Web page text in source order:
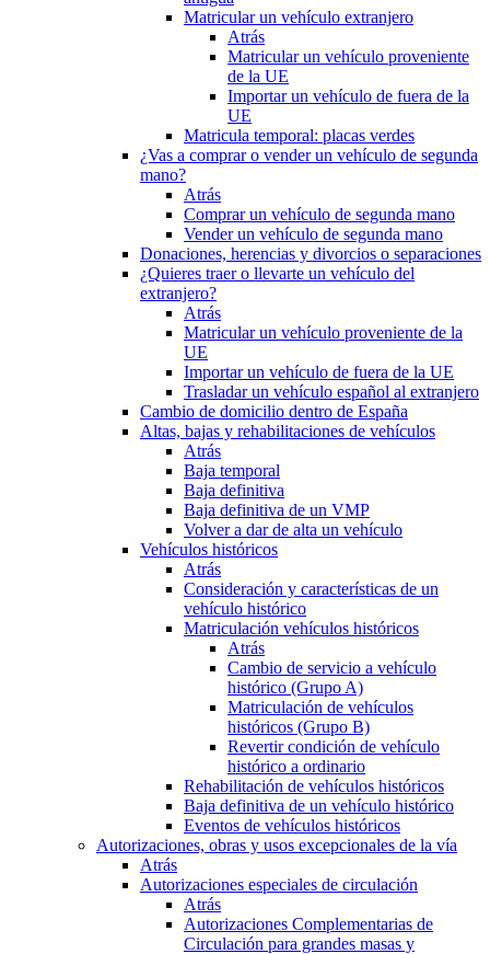
Matricular un vehículo extranjero
Atrás
Matricular un vehículo proveniente
de la UE
Importar un vehículo de fuera de la
UE
Matricula temporal: placas verdes
¿Vas a comprar o vender un vehículo de segunda
mano?
Atrás
Comprar un vehículo de segunda mano
Vender un vehículo de segunda mano
Donaciones, herencias y divorcios o separaciones
¿Quieres traer o llevarte un vehículo del
extranjero?
Atrás
Matricular un vehículo proveniente de la
UE
Importar un vehículo de fuera de la UE
Trasladar un vehículo español al extranjero
Cambio de domicilio dentro de España
Altas, bajas y rehabilitaciones de vehículos
Atrás
Baja temporal
Baja definitiva
Baja definitiva de un VMP
Volver a dar de alta un vehículo
Vehículos históricos
Atrás
Consideración y características de un
vehículo histórico
Matriculación vehículos históricos
Atrás
Cambio de servicio a vehículo
histórico (Grupo A)
Matriculación de vehículos
históricos (Grupo B)
Revertir condición de vehículo
histórico a ordinario
Rehabilitación de vehículos históricos
Baja definitiva de un vehículo histórico
Eventos de vehículos históricos
Autorizaciones, obras y usos excepcionales de la vía
Atrás
Autorizaciones especiales de circulación
Atrás
Autorizaciones Complementarias de
Circulación para grandes masas y